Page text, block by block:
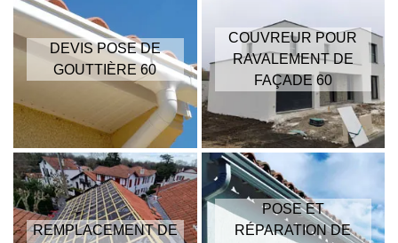
DEVIS POSE DE
GOUTTIÈRE 60
COUVREUR POUR
RAVALEMENT DE
FAÇADE 60
REMPLACEMENT DE
POSE ET
RÉPARATION DE